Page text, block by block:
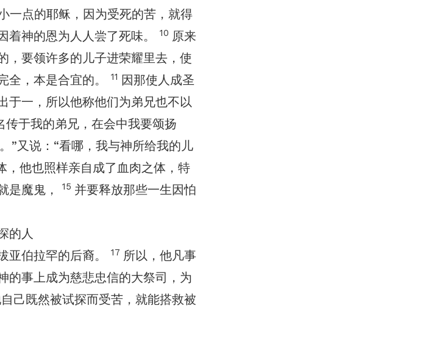
一点的耶稣，因为受死的苦，就得
着神的恩为人人尝了死味。
10 原来
，要领许多的儿子进荣耀里去，使
全，本是合宜的。
11 因那使人成圣
于一，所以他称他们为弟兄也不以
传于我的弟兄，在会中我要颂扬
”又说：“看哪，我与神所给我的儿
，他也照样亲自成了血肉之体，特
是魔鬼，
15 并要释放那些一生因怕
的人
亚伯拉罕的后裔。 17 所以，他凡事
的事上成为慈悲忠信的大祭司，为
己既然被试探而受苦，就能搭救被